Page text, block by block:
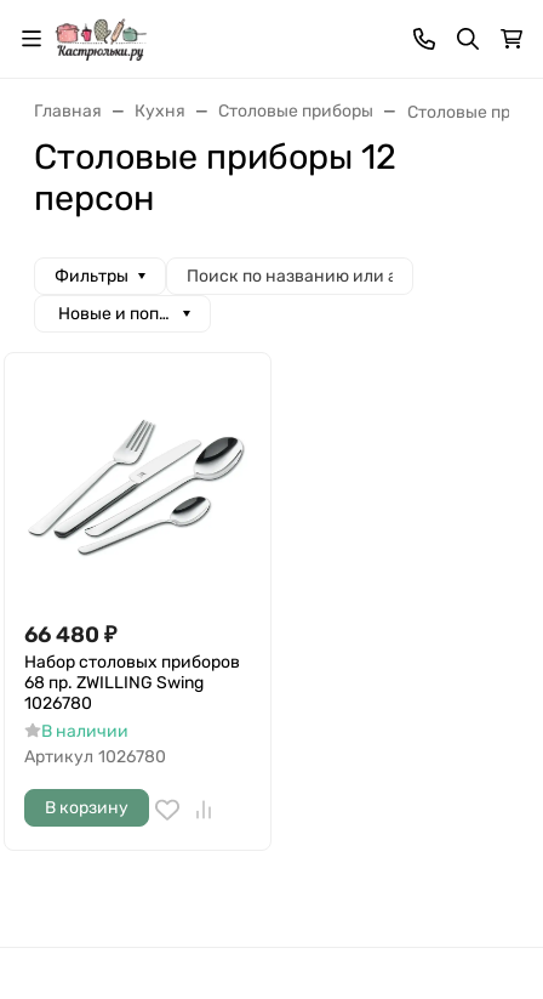
Главная Кухня Столовые приборы Столовые
Столовые приборы 12
персон
Фильтры
Новые и популярные
66 480 ₽
Набор столовых приборов
68 пр. ZWILLING Swing
1026780
В наличии
Артикул 1026780
В корзину